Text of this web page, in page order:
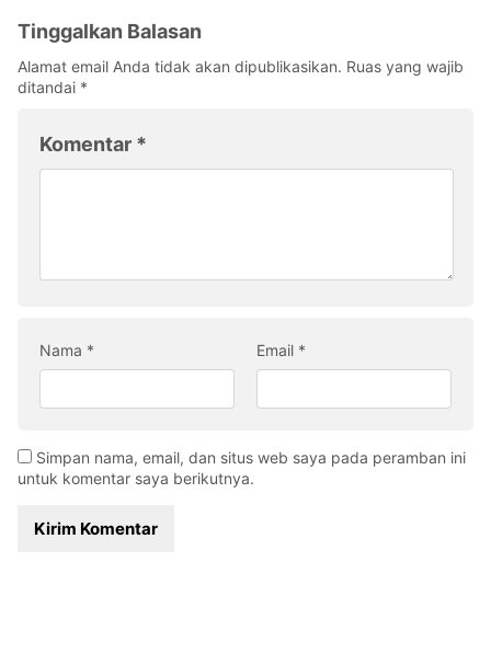
Tinggalkan Balasan
Alamat email Anda tidak akan dipublikasikan. Ruas yang wajib
ditandai *
Komentar *
Nama * Email *
Simpan nama, email, dan situs web saya pada peramban ini
untuk komentar saya berikutnya.